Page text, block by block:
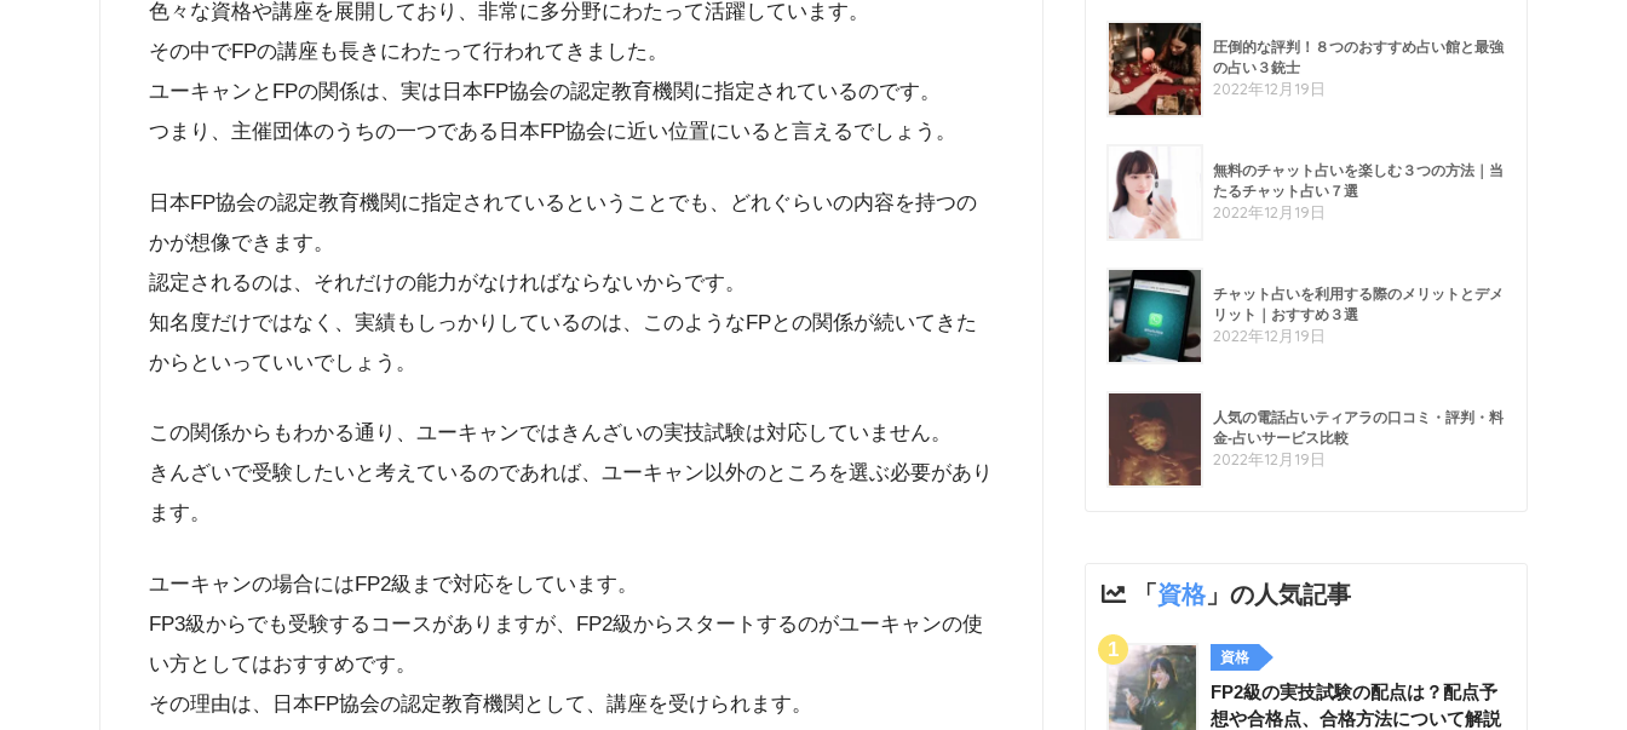
色々な資格や講座を展開しており、非常に多分野にわたって活躍しています。
その中でFPの講座も長きにわたって行われてきました。
ユーキャンとFPの関係は、実は日本FP協会の認定教育機関に指定されているのです。
つまり、主催団体のうちの一つである日本FP協会に近い位置にいると言えるでしょう。
日本FP協会の認定教育機関に指定されているということでも、どれぐらいの内容を持つの
かが想像できます。
認定されるのは、それだけの能力がなければならないからです。
知名度だけではなく、実績もしっかりしているのは、このようなFPとの関係が続いてきた
からといっていいでしょう。
この関係からもわかる通り、ユーキャンではきんざいの実技試験は対応していません。
きんざいで受験したいと考えているのであれば、ユーキャン以外のところを選ぶ必要があり
ます。
ユーキャンの場合にはFP2級まで対応をしています。
FP3級からでも受験するコースがありますが、FP2級からスタートするのがユーキャンの使
い方としてはおすすめです。
その理由は、日本FP協会の認定教育機関として、講座を受けられます。
圧倒的な評判！８つのおすすめ占い館と最強
の占い３銃士
2022年12月19日
無料のチャット占いを楽しむ３つの方法｜当
たるチャット占い７選
2022年12月19日
チャット占いを利用する際のメリットとデメ
リット｜おすすめ３選
2022年12月19日
人気の電話占いティアラの口コミ・評判・料
金-占いサービス比較
2022年12月19日
「資格 」の人気記事
資格
FP2級の実技試験の配点は？配点予
想や合格点、合格方法について解説